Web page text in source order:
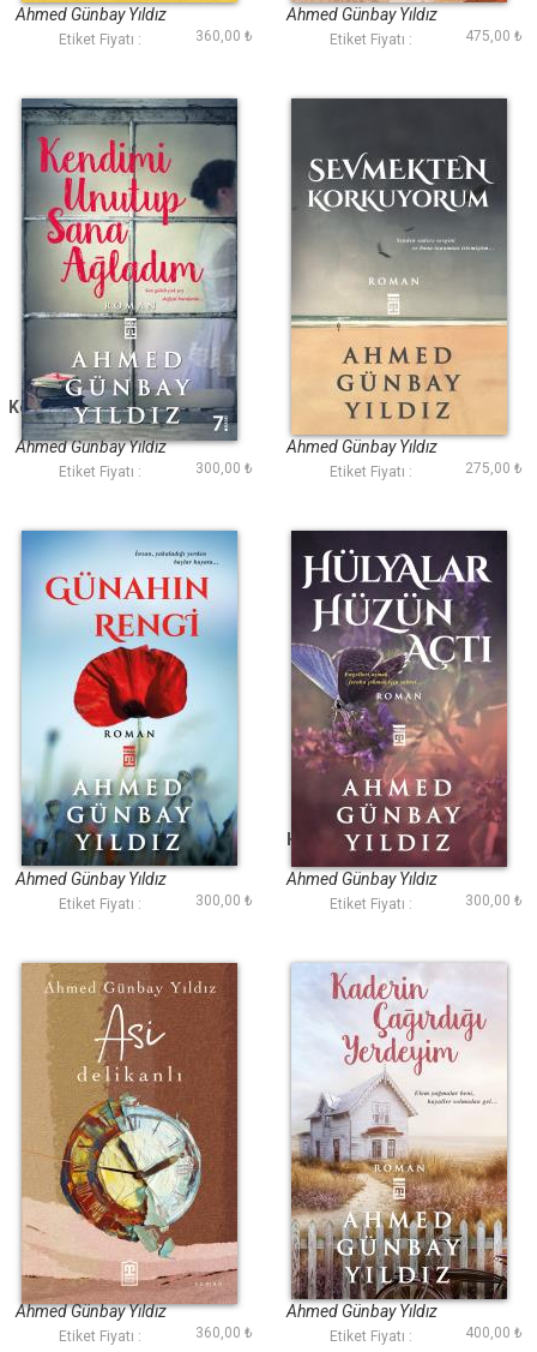
Ahmed Günbay Yıldız
Etiket Fiyatı : 360,00 ₺
Ahmed Günbay Yıldız
Etiket Fiyatı : 475,00 ₺
Kendimi Unutup Sana
Ağladım
Ahmed Günbay Yıldız
Etiket Fiyatı : 300,00 ₺
Sevmekten
Korkuyorum
Ahmed Günbay Yıldız
Etiket Fiyatı : 275,00 ₺
Günahın Rengi
Ahmed Günbay Yıldız
Etiket Fiyatı : 300,00 ₺
Hülyalar Hüzün Açtı
Ahmed Günbay Yıldız
Etiket Fiyatı : 300,00 ₺
Asi Delikanlı
Ahmed Günbay Yıldız
Etiket Fiyatı : 360,00 ₺
Kaderin Çağırdığı
Yerdeyim
Ahmed Günbay Yıldız
Etiket Fiyatı : 400,00 ₺